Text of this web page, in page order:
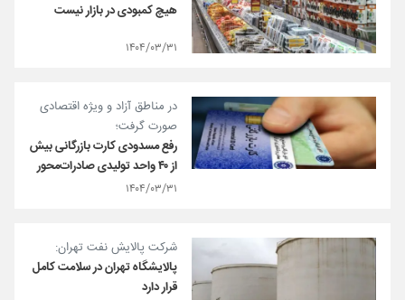
هیچ کمبودی در بازار نیست
۱۴۰۴/۰۳/۳۱
در مناطق آزاد و ویژه اقتصادی
صورت گرفت؛
رفع مسدودی کارت بازرگانی بیش
از ۴۰ واحد تولیدی صادرات‌محور
۱۴۰۴/۰۳/۳۱
شرکت پالایش نفت تهران:
پالایشگاه تهران در سلامت کامل
قرار دارد